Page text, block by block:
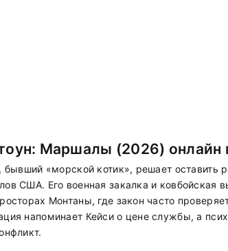
Маршалы (2026) онлайн
бывший «морской котик», решает оставить
США. Его военная закалка и
Монтаны, где закон часто
напоминает Кейси о цене службы, а